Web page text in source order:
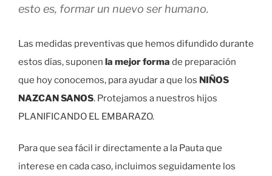
esto es, formar un nuevo ser humano.
Las medidas preventivas que hemos difundido durante
estos días, suponen la mejor forma de preparación
que hoy conocemos, para ayudar a que los NIÑOS
NAZCAN SANOS. Protejamos a nuestros hijos
PLANIFICANDO EL EMBARAZO.
Para que sea fácil ir directamente a la Pauta que
interese en cada caso, incluimos seguidamente los